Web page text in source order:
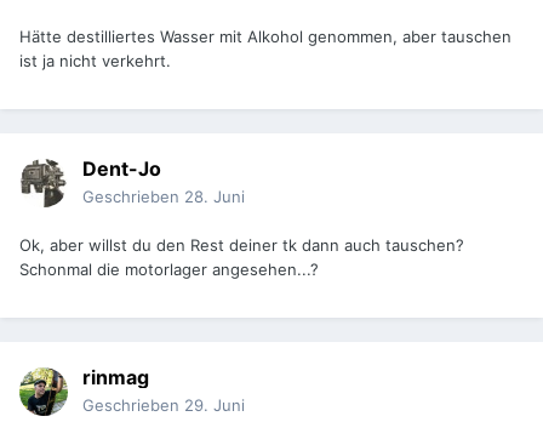
Hätte destilliertes Wasser mit Alkohol genommen, aber tauschen
ist ja nicht verkehrt.
Dent-Jo
Geschrieben 28. Juni
Ok, aber willst du den Rest deiner tk dann auch tauschen?
Schonmal die motorlager angesehen...?
rinmag
Geschrieben 29. Juni